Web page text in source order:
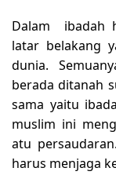
Dalam ibadah
latar belakang
dunia.
berada ditanah
sama yaitu
muslim ini
atu
harus menjaga